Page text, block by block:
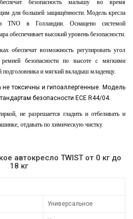
безопасность малышу во время
для большей защищённости. Модель кресла
TNO в Голландии. Оснащено системой
обеспечивает высокий уровень безопасности.
возможность регулировать угол
ремней безопасности по высоте с мягкими
подголовника и мягкий вкладыш младенцу.
токсичны и гипоаллергенные. Модель
безопасности ECE R44/04.
не разрешается гладить и отбеливать и
отдавать по химическую чистку.
автокресло TWIST от 0 кг до
18 кг
Универсальное